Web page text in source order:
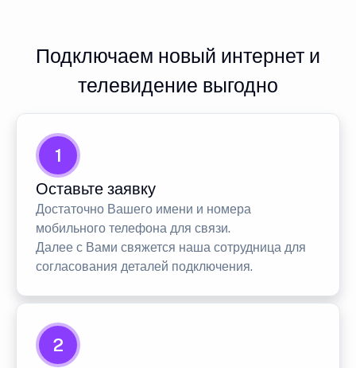
Подключаем новый интернет и
телевидение выгодно
1
Оставьте заявку
Достаточно Вашего имени и номера
мобильного телефона для связи.
Далее с Вами свяжется наша сотрудница для
согласования деталей подключения.
2